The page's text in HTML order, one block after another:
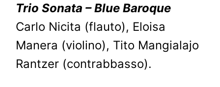
Trio Sonata – Blue Baroque
Carlo Nicita (flauto), Eloisa
Manera (violino), Tito Mangialajo
Rantzer (contrabbasso).